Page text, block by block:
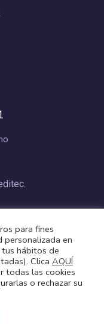
para fines
en
hábitos de
Clica AQUÍ
todas las cookies
o rechazar su